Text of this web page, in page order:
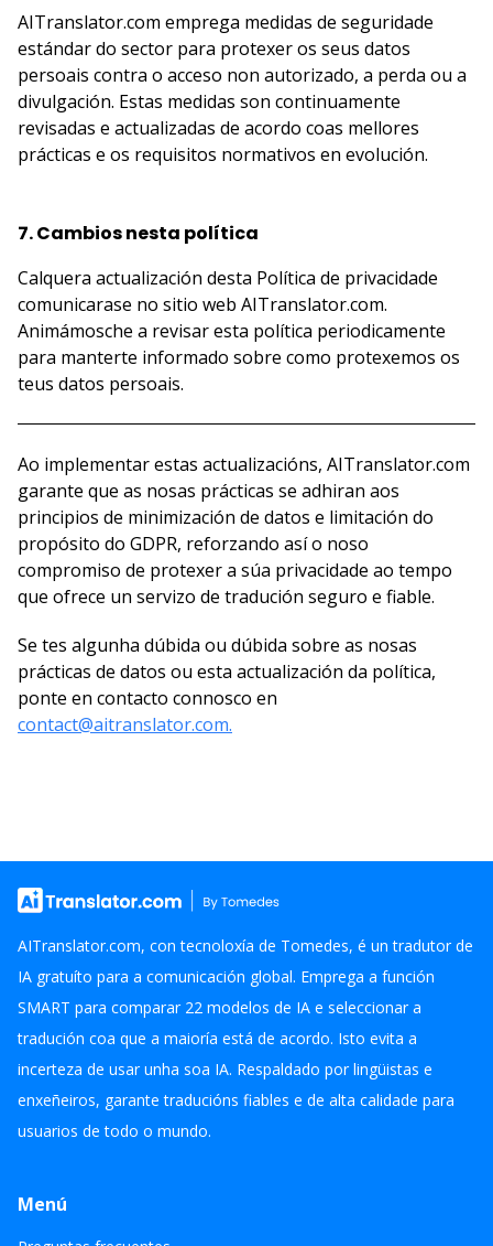
AITranslator.com emprega medidas de seguridade
estándar do sector para protexer os seus datos
persoais contra o acceso non autorizado, a perda ou a
divulgación. Estas medidas son continuamente
revisadas e actualizadas de acordo coas mellores
prácticas e os requisitos normativos en evolución.
7. Cambios nesta política
Calquera actualización desta Política de privacidade
comunicarase no sitio web AITranslator.com.
Animámosche a revisar esta política periodicamente
para manterte informado sobre como protexemos os
teus datos persoais.
Ao implementar estas actualizacións, AITranslator.com
garante que as nosas prácticas se adhiran aos
principios de minimización de datos e limitación do
propósito do GDPR, reforzando así o noso
compromiso de protexer a súa privacidade ao tempo
que ofrece un servizo de tradución seguro e fiable.
Se tes algunha dúbida ou dúbida sobre as nosas
prácticas de datos ou esta actualización da política,
ponte en contacto connosco en
contact@aitranslator.com.
AITranslator.com, con tecnoloxía de Tomedes, é un tradutor de
IA gratuíto para a comunicación global. Emprega a función
SMART para comparar 22 modelos de IA e seleccionar a
tradución coa que a maioría está de acordo. Isto evita a
incerteza de usar unha soa IA. Respaldado por lingüistas e
enxeñeiros, garante traducións fiables e de alta calidade para
usuarios de todo o mundo.
Menú